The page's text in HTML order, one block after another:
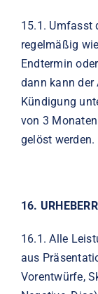
15.1. Umfasst
regelmäßig
Endtermin
dann kann
Kündigung
von 3
gelöst werden.
16.
16.1.Alle
aus
Vorentwürfe,